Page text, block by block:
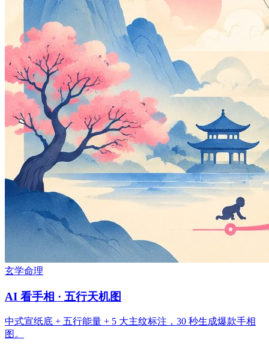
玄学命理
AI 看手相 · 五行天机图
中式宣纸底 + 五行能量 + 5 大主纹标注，30 秒生成爆款手相
图。